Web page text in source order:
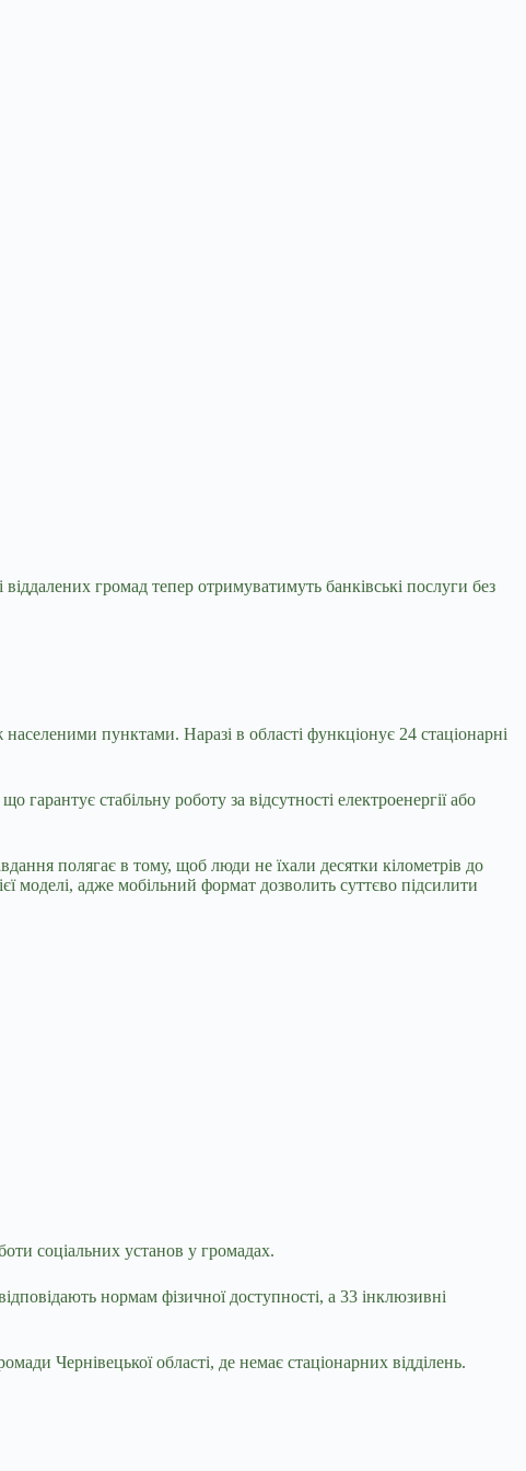
громад тепер отримуватимуть банківські послуги без
пунктами. Наразі в області функціонує 24 стаціонарні
стабільну роботу за відсутності електроенергії або
полягає в тому, щоб люди не їхали десятки кілометрів до
моделі, адже мобільний формат дозволить суттєво підсилити
соціальних установ у громадах.
нормам фізичної доступності, а 33 інклюзивні
Чернівецької області, де немає стаціонарних відділень.